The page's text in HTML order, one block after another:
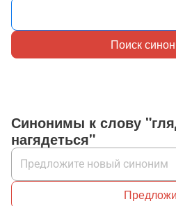
Поиск
Синонимы к слову
нагядеться"